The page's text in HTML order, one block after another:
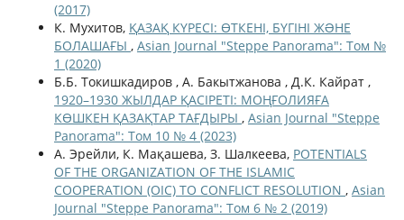
(2017)
К. Мухитов, ҚАЗАҚ КҮРЕСІ: ӨТКЕНІ, БҮГІНІ ЖƏНЕ
БОЛАШАҒЫ , Asian Journal "Steppe Panorama": Том №
1 (2020)
Б.Б. Токишкадиров , А. Бакытжанова , Д.К. Кайрат ,
1920–1930 ЖЫЛДАР ҚАСІРЕТІ: МОҢҒОЛИЯҒА
КӨШКЕН ҚАЗАҚТАР ТАҒДЫРЫ , Asian Journal "Steppe
Panorama": Том 10 № 4 (2023)
А. Эрейли, К. Мақашева, З. Шалкеева, POTENTIALS
OF THE ORGANIZATION OF THE ISLAMIC
COOPERATION (OIC) TO CONFLICT RESOLUTION , Asian
Journal "Steppe Panorama": Том 6 № 2 (2019)